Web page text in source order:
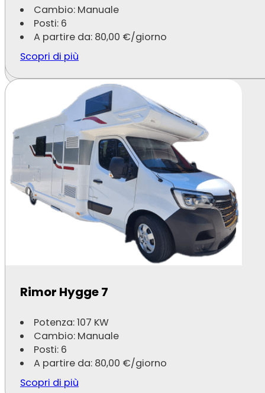
Potenza: 103 KW
Cambio: Manuale
Posti: 6
A partire da: 80,00 €/giorno
Scopri di più
Cambio: Manuale
Posti: 6
A partire da: 80,00 €/giorno
Scopri di più
Rimor Hygge 7
Potenza: 107 KW
Cambio: Manuale
Posti: 6
A partire da: 80,00 €/giorno
Scopri di più